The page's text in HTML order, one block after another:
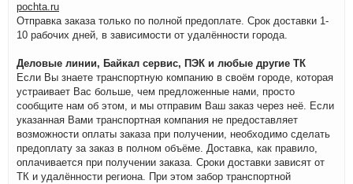
pochta.ru
Отправка заказа только по полной предоплате. Срок доставки 1-
10 рабочих дней, в зависимости от удалённости города.
Деловые линии, Байкал сервис, ПЭК и любые другие ТК
Если Вы знаете транспортную компанию в своём городе, которая
устраивает Вас больше, чем предложенные нами, просто
сообщите нам об этом, и мы отправим Ваш заказ через неё. Если
указанная Вами транспортная компания не предоставляет
возможности оплаты заказа при получении, необходимо сделать
предоплату за заказ в полном объёме. Доставка, как правило,
оплачивается при получении заказа. Сроки доставки зависят от
ТК и удалённости региона. При этом забор транспортной